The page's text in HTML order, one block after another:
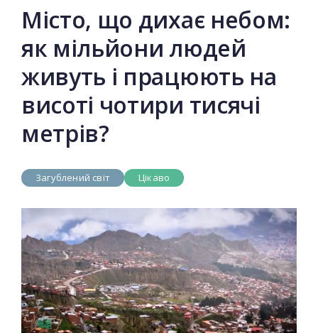
Місто, що дихає небом:
як мільйони людей
живуть і працюють на
висоті чотири тисячі
метрів?
Загублений світ Цікаво